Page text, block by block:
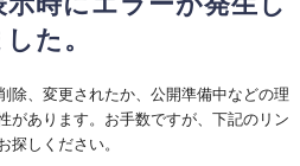
した。
除、変更されたか、公開準備中などの理
があります。お手数ですが、下記のリン
探しください。